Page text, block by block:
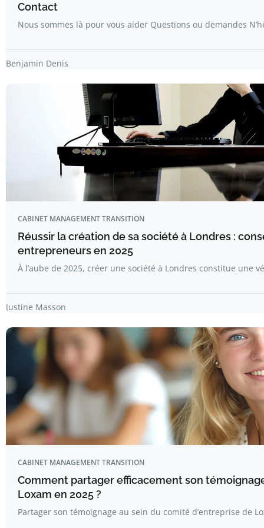
Contact
Nous sommes là pour vous aider Questions ou demandes
Benjamin Denis
CABINET MANAGEMENT TRANSITION
Réussir la création de sa société à Londres :
entrepreneurs en 2025
À l’aube de 2025, créer une société à Londres constitue une
Justine Masson
CABINET MANAGEMENT TRANSITION
Comment partager efficacement son
Loxam en 2025 ?
Partager son témoignage au sein du comité d’entreprise de